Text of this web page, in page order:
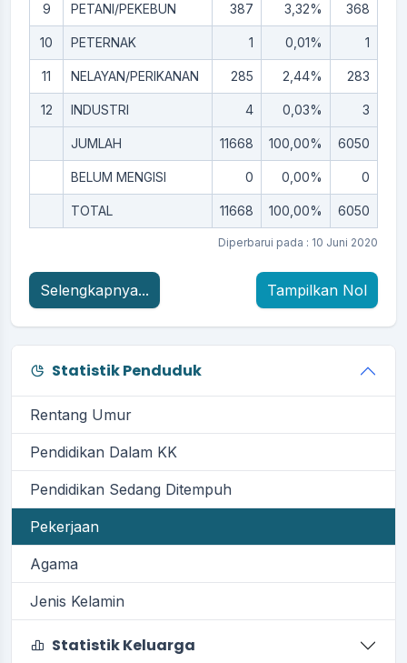
Statistik Penduduk
Rentang Umur
Pendidikan Dalam KK
Pendidikan Sedang Ditempuh
Pekerjaan
Agama
Jenis Kelamin
Statistik Keluarga
9 PETANI/PEKEBUN 387 3,32% 368
10 PETERNAK 1 0,01% 1
11 NELAYAN/PERIKANAN 285 2,44% 283
12 INDUSTRI 4 0,03% 3
JUMLAH 11668 100,00% 6050
BELUM MENGISI 0 0,00% 0
TOTAL 11668 100,00% 6050
Diperbarui pada : 10 Juni 2020
Selengkapnya... Tampilkan Nol